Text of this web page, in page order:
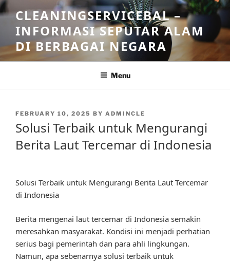
Skip
to
content
CLEANINGSERVICEBAL –
INFORMASI SEPUTAR ALAM
DI BERBAGAI NEGARA
Menu
POSTED
FEBRUARY 10, 2025 BY ADMINCLE
Solusi Terbaik untuk Mengurangi
Berita Laut Tercemar di Indonesia
Solusi Terbaik untuk Mengurangi Berita Laut Tercemar
di Indonesia
Berita mengenai laut tercemar di Indonesia semakin
meresahkan masyarakat. Kondisi ini menjadi perhatian
serius bagi pemerintah dan para ahli lingkungan.
Namun, apa sebenarnya solusi terbaik untuk